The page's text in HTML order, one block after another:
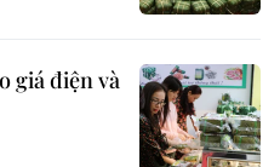
giá điện và